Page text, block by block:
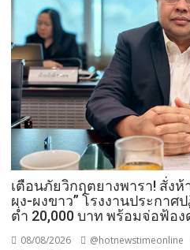
เตือนภัยวิกฤตยางพารา! สั่ง
ผง-ผงขาว” โรงงานประกา
ต่ำ 20,000 บาท พร้อมจ่อฟ้อ
08/08/2026 @hotnewstimeonline